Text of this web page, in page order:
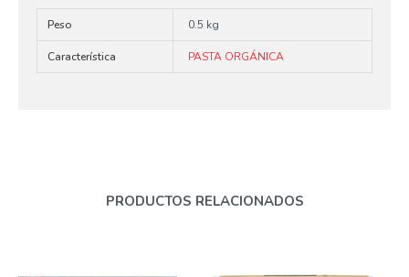
PRODUCTOS RELACIONADOS
Peso 0.5 kg
Característica PASTA ORGÁNICA